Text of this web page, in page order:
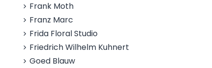
Frank Moth
Franz Marc
Frida Floral Studio
Friedrich Wilhelm Kuhnert
Goed Blauw